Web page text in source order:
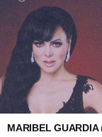
MARIBEL GUARDIA